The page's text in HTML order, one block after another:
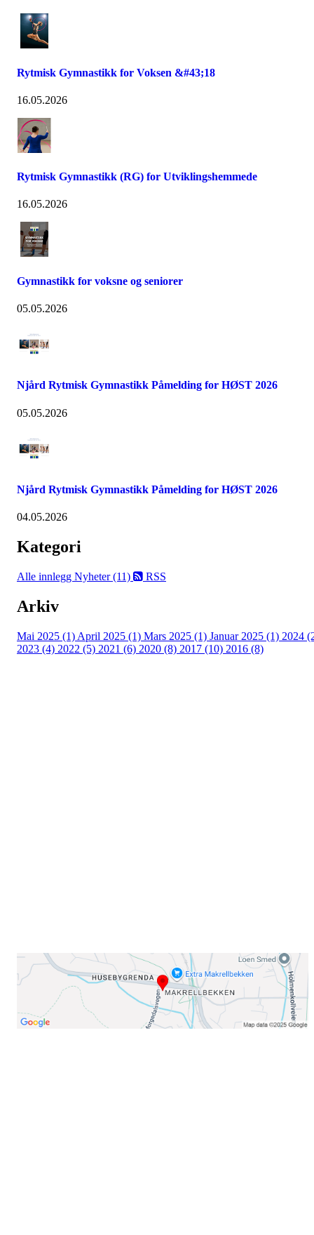
Rytmisk Gymnastikk for Voksen &#43;18
16.05.2026
Rytmisk Gymnastikk (RG) for Utviklingshemmede
16.05.2026
Gymnastikk for voksne og seniorer
05.05.2026
Njård Rytmisk Gymnastikk Påmelding for HØST 2026
05.05.2026
Njård Rytmisk Gymnastikk Påmelding for HØST 2026
04.05.2026
Kategori
Alle innlegg Nyheter (11) RSS
Arkiv
Mai 2025 (1) April 2025 (1) Mars 2025 (1) Januar 2025 (1) 2024
2023 (4) 2022 (5) 2021 (6) 2020 (8) 2017 (10) 2016 (8)